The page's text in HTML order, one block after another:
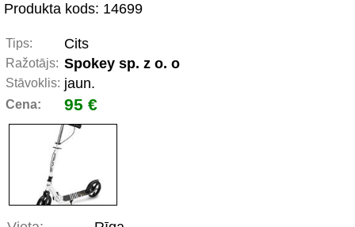
Produkta kods: 14699
Tips: Cits
Ražotājs: Spokey sp. z o. o
Stāvoklis: jaun.
Cena: 95 €